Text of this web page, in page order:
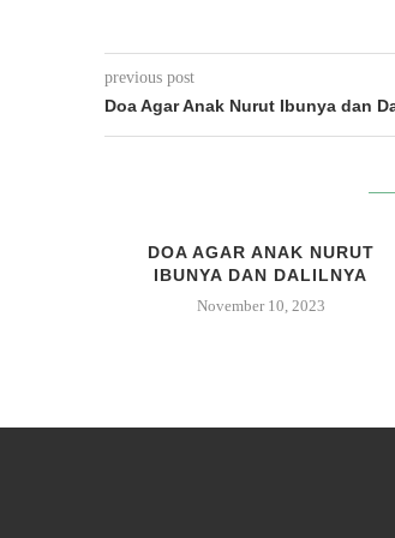
previous post
Doa Agar Anak Nurut Ibunya dan
DOA AGAR ANAK NURUT
IBUNYA DAN DALILNYA
November 10, 2023